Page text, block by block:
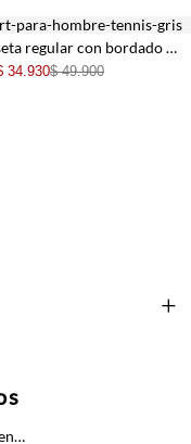
+
Camiseta regular con bordado de raquetas en algodón gris para hombre
34.930$ 49.900